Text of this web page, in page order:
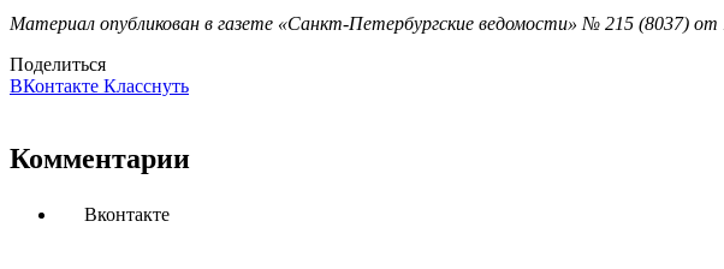
Материал опубликован в газете «Санкт-Петербургские ведомости» № 215 (8037) от
Поделиться
ВКонтакте Класснуть
Комментарии
Вконтакте